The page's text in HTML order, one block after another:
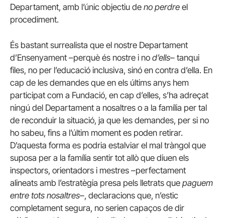
Departament, amb l’únic objectiu de no perdre el
procediment.
És bastant surrealista que el nostre Departament
d’Ensenyament –perquè és nostre i no d’ells– tanqui
files, no per l’educació inclusiva, sinó en contra d’ella. En
cap de les demandes que en els últims anys hem
participat com a Fundació, en cap d’elles, s’ha adreçat
ningú del Departament a nosaltres o a la família per tal
de reconduir la situació, ja que les demandes, per si no
ho sabeu, fins a l’últim moment es poden retirar.
D’aquesta forma es podria estalviar el mal tràngol que
suposa per a la família sentir tot allò que diuen els
inspectors, orientadors i mestres –perfectament
alineats amb l’estratègia presa pels lletrats que paguem
entre tots nosaltres–, declaracions que, n’estic
completament segura, no serien capaços de dir